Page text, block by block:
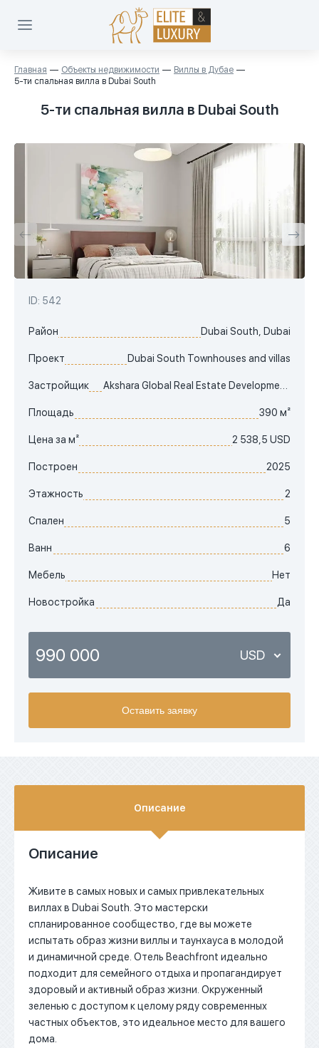
Главная Объекты недвижимости
Виллы в Дубае
5-ти спальная вилла в Dubai South
5-ти спальная вилла в Dubai South
ID: 542
Район Dubai South, Dubai
Проект Dubai South Townhouses and villas
Застройщик
Площадь 390 м²
Цена за м² 2 538,5 USD
Построен 2025
Этажность 2
Спален 5
Ванн 6
Мебель Нет
Новостройка Да
990 000 USD
Оставить заявку
Описание
Описание
Живите в самых новых и самых привлекательных
виллах в Dubai South. Это мастерски
спланированное сообщество, где вы можете
испытать образ жизни виллы и таунхауса в молодой
и динамичной среде. Отель Beachfront идеально
подходит для семейного отдыха и пропагандирует
здоровый и активный образ жизни. Окруженный
зеленью с доступом к целому ряду современных
частных объектов, это идеальное место для вашего
дома.